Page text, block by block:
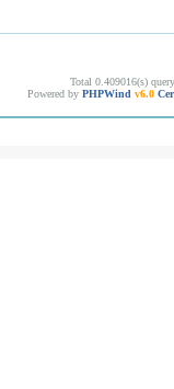
Total 0.409016(s)
Powered by PHPWind v6.0